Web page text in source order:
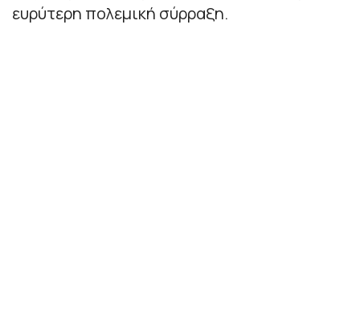
ευρύτερη πολεμική σύρραξη.